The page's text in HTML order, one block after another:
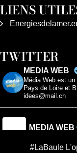
LIENS
TWITTER
MEDIA WEB
Média Web est
Pays de Loire et
idees@mail.ch
MEDIA WEB
#LaBaule